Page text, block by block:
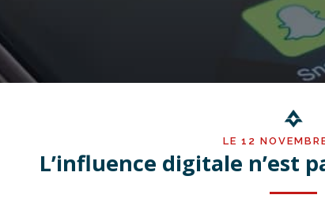
LE 12
L’influence digitale n’est